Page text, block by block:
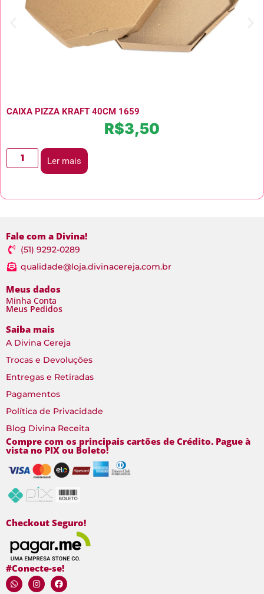
CAIXA PIZZA KRAFT 40CM 1659
R$3,50
Ler mais
Fale com a Divina!
(51) 9292-0289
qualidade@loja.divinacereja.com.br
Meus dados
Minha Conta
Meus Pedidos
Saiba mais
A Divina Cereja
Trocas e Devoluções
Entregas e Retiradas
Pagamentos
Política de Privacidade
Blog Divina Receita
Compre com os principais cartões de Crédito. Pague à
vista no PIX ou Boleto!
Checkout Seguro!
#Conecte-se!